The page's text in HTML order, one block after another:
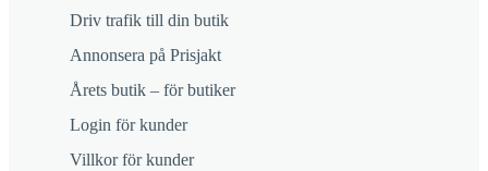
Driv trafik till din butik
Annonsera på Prisjakt
Årets butik – för butiker
Login för kunder
Villkor för kunder